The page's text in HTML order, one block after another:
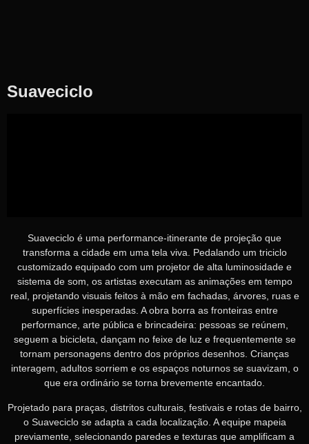
Suaveciclo
Suaveciclo é uma performance-itinerante de projeção que
transforma a cidade em uma tela viva. Pedalando um triciclo
customizado equipado com um projetor de alta luminosidade e
sistema de som, os artistas executam as animações em tempo
real, projetando visuais feitos à mão em fachadas, árvores, ruas e
superfícies inesperadas. A obra borra as fronteiras entre
performance, arte pública e brincadeira: pessoas se reúnem,
seguem a bicicleta, dançam no feixe de luz e frequentemente se
tornam personagens dentro dos próprios desenhos. Crianças
interagem, adultos sorriem e os espaços noturnos se suavizam, o
que era ordinário se torna brevemente encantado.
Projetado para praças, distritos culturais, festivais e rotas de bairro,
o Suaveciclo se adapta a cada localização. A equipe mapeia
previamente, selecionando paredes e texturas que amplificam a